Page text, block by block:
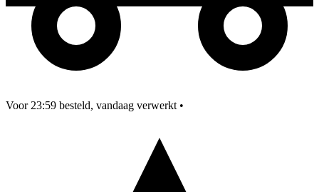
Voor 23:59 besteld, vandaag verwerkt •